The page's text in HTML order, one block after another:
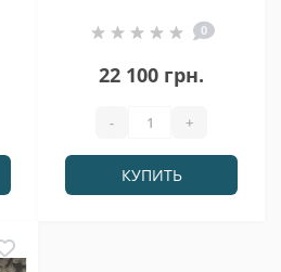
0
22 100 грн.
- +
КУПИТЬ